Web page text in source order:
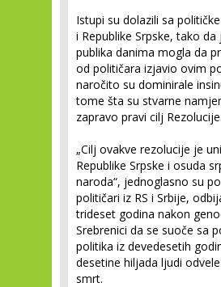
Istupi su dolazili sa
i Republike Srpske, tako
publika danima mogla da
od političara izjavio ovim
naročito su dominirale
tome šta su stvarne
zapravo pravi cilj Rezolucije.
„Cilj ovakve rezolucije je
Republike Srpske i osuda
naroda“, jednoglasno su
političari iz RS i Srbije,
trideset godina nakon
Srebrenici da se suoče sa
politika iz devedesetih
desetine hiljada ljudi
smrt.